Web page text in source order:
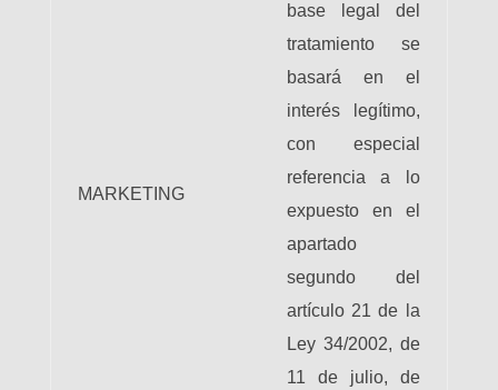
MARKETING
base legal del
tratamiento se
basará en el
interés legítimo,
con especial
referencia a lo
expuesto en el
apartado
segundo del
artículo 21 de la
Ley 34/2002, de
11 de julio, de